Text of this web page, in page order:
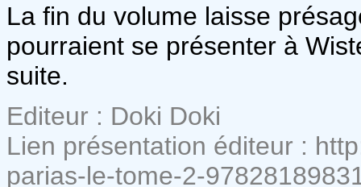
La fin du volume laisse
pourraient se présenter à
suite.
Editeur : Doki Doki
Lien présentation éditeur :
parias-le-tome-2-